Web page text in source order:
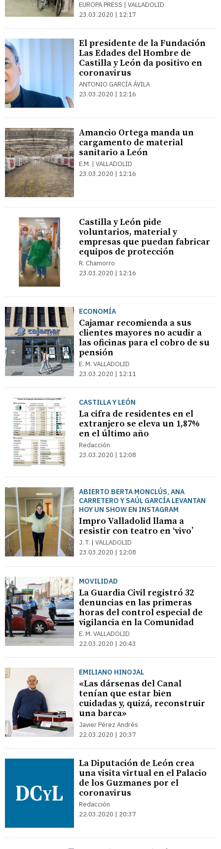
EUROPA PRESS | VALLADOLID
23.03.2020 | 12:17
El presidente de la Fundación
Las Edades del Hombre de
Castilla y León da positivo en
coronavirus
ANTONIO GARCÍA ÁVILA
23.03.2020 | 12:16
Amancio Ortega manda un
cargamento de material
sanitario a León
E.M. | VALLADOLID
23.03.2020 | 12:16
Castilla y León pide
voluntarios, material y
empresas que puedan fabricar
equipos de protección
R. Chamorro
23.03.2020 | 12:16
ECONOMÍA
Cajamar recomienda a sus
clientes mayores no acudir a
las oficinas para el cobro de su
pensión
E. M. VALLADOLID
23.03.2020 | 12:11
CASTILLA Y LEÓN
La cifra de residentes en el
extranjero se eleva un 1,87%
en el último año
Redacción
23.03.2020 | 12:08
ABIERTO BERTA MONCLÚS, ANA
CARRETERO Y SAÚL GARCÍA LEVANTAN
HOY UN SHOW EN INSTAGRAM
Impro Valladolid llama a
resistir con teatro en ‘vivo’
J. T. | VALLADOLID
23.03.2020 | 12:08
MOVILIDAD
La Guardia Civil registró 32
denuncias en las primeras
horas del control especial de
vigilancia en la Comunidad
E. M. VALLADOLID
22.03.2020 | 20:43
EMILIANO HINOJAL
«Las dársenas del Canal
tenían que estar bien
cuidadas y, quizá, reconstruir
una barca»
Javier Pérez Andrés
22.03.2020 | 20:37
La Diputación de León crea
una visita virtual en el Palacio
de los Guzmanes por el
coronavirus
Redacción
22.03.2020 | 20:37